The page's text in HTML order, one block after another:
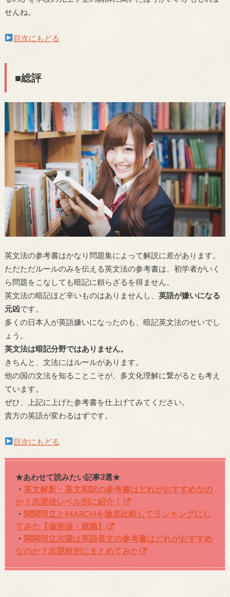
せんね。
目次にもどる
■総評
英文法の参考書はかなり問題集によって解説に差があります。
ただただルールのみを伝える英文法の参考書は、初学者がいく
ら問題をこなしても暗記に頼らざるを得ません。
英文法の暗記ほど辛いものはありませんし、 英語が嫌いになる
元凶です。
多くの日本人が英語嫌いになったのも、暗記英文法のせいでし
ょう。
英文法は暗記分野ではありません。
きちんと、文法にはルールがあります。
他の国の文法を知ることこそが、多文化理解に繋がるとも考え
ています。
ぜひ、上記に上げた参考書を仕上げてみてください。
貴方の英語が変わるはずです。
目次にもどる
★あわせて読みたい記事3選★
・ 英文解釈・英文和訳の参考書はどれがおすすめなの
か？志望校レベル別に紹介！
・ 関関同立とMARCHを徹底比較してランキングにし
てみた【偏差値・就職】
・ 関関同立志望は英語長文の参考書はどれがおすすめ
なのか？志望校別にまとめてみた